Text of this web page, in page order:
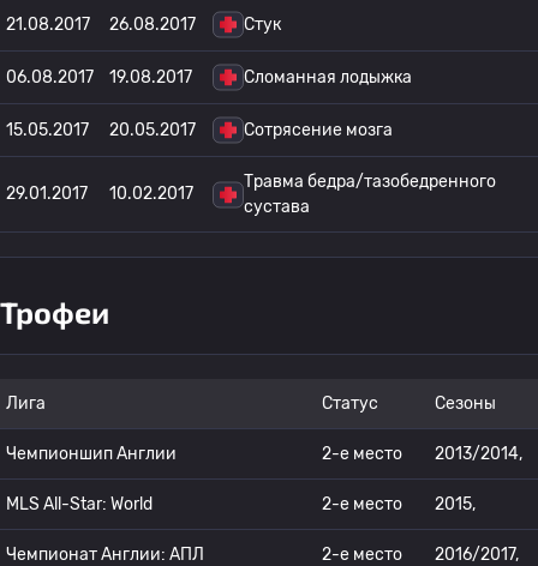
21.08.2017 26.08.2017 Стук
06.08.2017 19.08.2017 Сломанная лодыжка
15.05.2017 20.05.2017 Сотрясение мозга
29.01.2017 10.02.2017
Травма бедра/тазобедренного
сустава
Трофеи
Лига Статус Сезоны
Чемпионшип Англии 2-е место 2013/2014,
MLS All-Star: World 2-е место 2015,
Чемпионат Англии: АПЛ 2-е место 2016/2017,